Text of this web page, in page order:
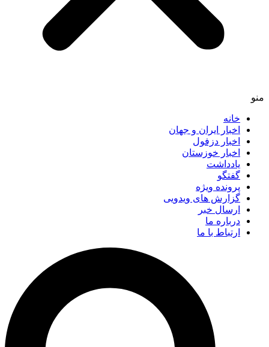
خانه
اخبار ایران و جهان
اخبار دزفول
اخبار خوزستان
یادداشت
گفتگو
پرونده ویژه
گزارش های ویدویی
ارسال خبر
درباره ما
ارتباط با ما